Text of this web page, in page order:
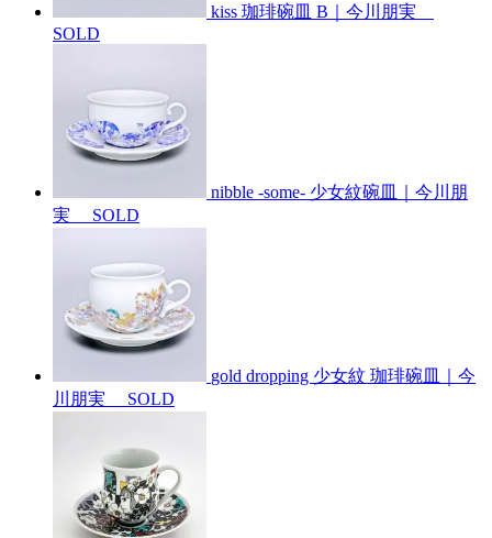
kiss 珈琲碗皿 B｜今川朋実
SOLD
nibble -some- 少女紋碗皿｜今川朋
実
SOLD
gold dropping 少女紋 珈琲碗皿｜今
川朋実
SOLD